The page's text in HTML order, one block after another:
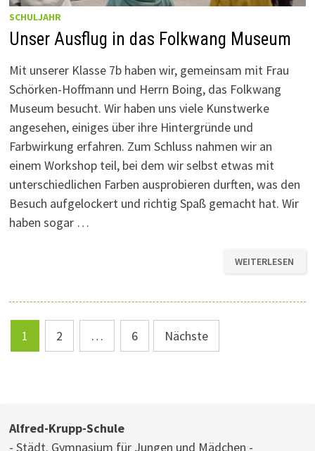
SCHULJAHR
Unser Ausflug in das Folkwang Museum
Mit unserer Klasse 7b haben wir, gemeinsam mit Frau
Schörken-Hoffmann und Herrn Boing, das Folkwang
Museum besucht. Wir haben uns viele Kunstwerke
angesehen, einiges über ihre Hintergründe und
Farbwirkung erfahren. Zum Schluss nahmen wir an
einem Workshop teil, bei dem wir selbst etwas mit
unterschiedlichen Farben ausprobieren durften, was den
Besuch aufgelockert und richtig Spaß gemacht hat. Wir
haben sogar …
AUSFLUG
MUSEUM
WEITERLESEN
Seitennummerierung
der
1 2 … 6 Nächste
Alfred-Krupp-Schule
- Städt. Gymnasium für Jungen und Mädchen -